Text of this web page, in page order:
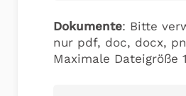
Dokumente: Bitte
nur pdf, doc, docx,
Maximale Dateigröße